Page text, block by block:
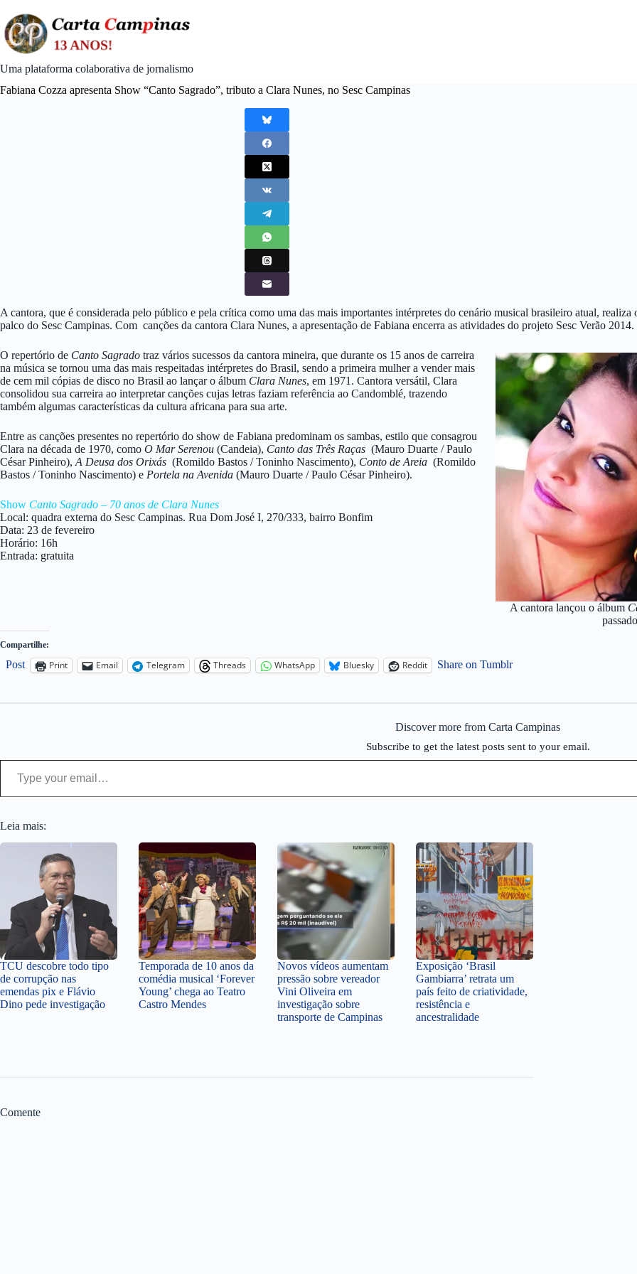
content
Uma plataforma colaborativa de jornalismo
Fabiana Cozza apresenta Show “Canto Sagrado”, tributo a Clara Nunes, no Sesc Campinas
A cantora, que é considerada pelo público e pela crítica como uma das mais importantes intérpretes do cenário musical brasileiro atual, realiza
palco do Sesc Campinas. Com canções da cantora Clara Nunes, a apresentação de Fabiana encerra as atividades do projeto Sesc Verão 2014.
A cantora lançou o álbum
passado
O repertório de Canto Sagrado traz vários sucessos da cantora mineira, que durante os 15 anos de carreira
na música se tornou uma das mais respeitadas intérpretes do Brasil, sendo a primeira mulher a vender mais
de cem mil cópias de disco no Brasil ao lançar o álbum Clara Nunes, em 1971. Cantora versátil, Clara
consolidou sua carreira ao interpretar canções cujas letras faziam referência ao Candomblé, trazendo
também algumas características da cultura africana para sua arte.
Entre as canções presentes no repertório do show de Fabiana predominam os sambas, estilo que consagrou
Clara na década de 1970, como O Mar Serenou (Candeia), Canto das Três Raças (Mauro Duarte / Paulo
César Pinheiro), A Deusa dos Orixás (Romildo Bastos / Toninho Nascimento), Conto de Areia (Romildo
Bastos / Toninho Nascimento) e Portela na Avenida (Mauro Duarte / Paulo César Pinheiro).
Show Canto Sagrado – 70 anos de Clara Nunes
Local: quadra externa do Sesc Campinas. Rua Dom José I, 270/333, bairro Bonfim
Data: 23 de fevereiro
Horário: 16h
Entrada: gratuita
Compartilhe:
Post Print Email Telegram Threads WhatsApp Bluesky Reddit Share on Tumblr
Discover more from Carta Campinas
Subscribe to get the latest posts sent to your email.
Type your email…
Leia mais:
TCU descobre todo tipo
de corrupção nas
emendas pix e Flávio
Dino pede investigação
Temporada de 10 anos da
comédia musical ‘Forever
Young’ chega ao Teatro
Castro Mendes
Novos vídeos aumentam
pressão sobre vereador
Vini Oliveira em
investigação sobre
transporte de Campinas
Exposição ‘Brasil
Gambiarra’ retrata um
país feito de criatividade,
resistência e
ancestralidade
Comente